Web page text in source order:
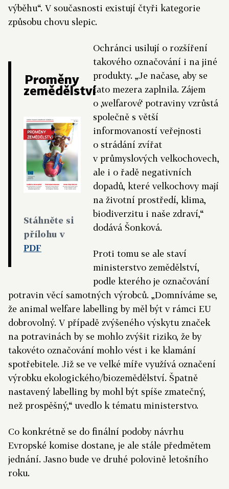
výběhu“. V současnosti existují čtyři kategorie
způsobu chovu slepic.
Proměny
zemědělství
Stáhněte si
přílohu v
PDF
Ochránci usilují o rozšíření
takového označování i na jiné
produkty. „Je načase, aby se
tato mezera zaplnila. Zájem
o ‚welfarové‘ potraviny vzrůstá
společně s větší
informovaností veřejnosti
o strádání zvířat
v průmyslových velkochovech,
ale i o řadě negativních
dopadů, které velkochovy mají
na životní prostředí, klima,
biodiverzitu i naše zdraví,“
dodává Šonková.
Proti tomu se ale staví
ministerstvo zemědělství,
podle kterého je označování
potravin věcí samotných výrobců. „Domníváme se,
že animal welfare labelling by měl být v rámci EU
dobrovolný. V případě zvýšeného výskytu značek
na potravinách by se mohlo zvýšit riziko, že by
takovéto označování mohlo vést i ke klamání
spotřebitele. Již se ve velké míře využívá označení
výrobku ekologického/biozemědělství. Špatně
nastavený labelling by mohl být spíše zmatečný,
než prospěšný,“ uvedlo k tématu ministerstvo.
Co konkrétně se do finální podoby návrhu
Evropské komise dostane, je ale stále předmětem
jednání. Jasno bude ve druhé polovině letošního
roku.